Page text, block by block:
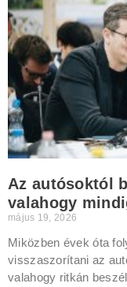
Az autósoktól
valahogy
május 19, 2026
Miközben évek óta
visszaszorítani az
valahogy ritkán